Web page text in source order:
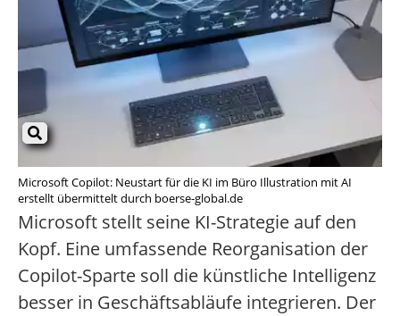
Microsoft Copilot: Neustart für die KI im Büro Illustration mit AI
erstellt übermittelt durch boerse-global.de
Microsoft stellt seine KI-Strategie auf den
Kopf. Eine umfassende Reorganisation der
Copilot-Sparte soll die künstliche Intelligenz
besser in Geschäftsabläufe integrieren. Der